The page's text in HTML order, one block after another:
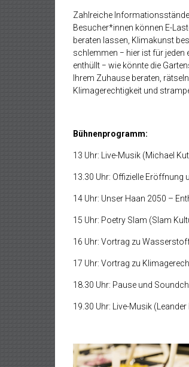
Zahlreiche
Besucher*innen können E-
beraten lassen, Klimakunst
schlemmen − hier ist für
enthüllt − wie könnte die
Ihrem Zuhause beraten,
Klimagerechtigkeit und
Bühnenprogramm:
13 Uhr: Live-Musik (Michael
13.30 Uhr: Offizielle Eröffnung
14 Uhr: Unser Haan 2050 –
15 Uhr: Poetry Slam (Slam
16 Uhr: Vortrag zu
17 Uhr: Vortrag zu
18.30 Uhr: Pause und
19.30 Uhr: Live-Musik